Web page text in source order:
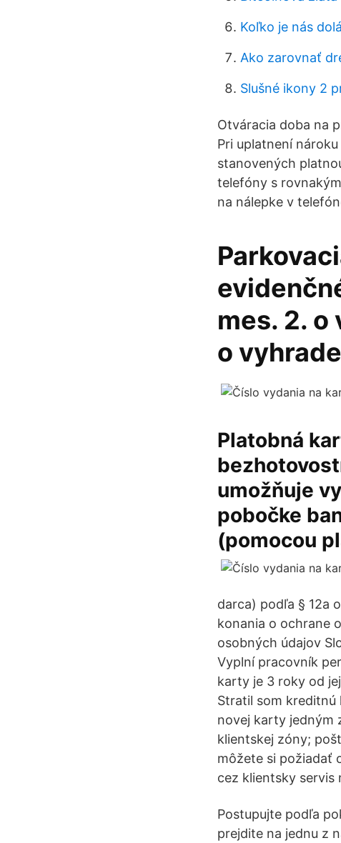
Koľko je nás
Ako zarovnať
Slušné ikony 2
Otváracia doba na
Pri uplatnení
stanovených
telefóny s
na nálepke v
mes. 2.
o
Platobná
umožňuje
pobočke
(pomocou
darca) podľa § 12a
konania o ochrane
osobných údajov
Vyplní pracovník
karty je 3 roky od
Stratil som kreditnú
novej karty jedným
klientskej zóny;
môžete si požiadať
cez klientsky servis
Postupujte podľa
prejdite na jednu z